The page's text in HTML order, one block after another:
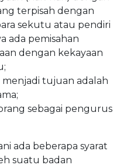
terpisah dengan
sekutu atau pendiri
ada pemisahan
dengan kekayaan
tujuan adalah
sebagai pengurus
ada beberapa syarat
suatu badan